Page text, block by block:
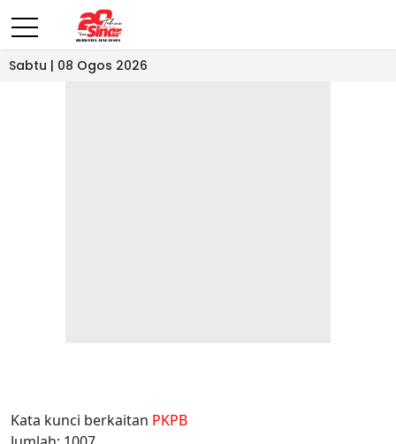
Sabtu | 08 Ogos 2026
Kata kunci berkaitan PKPB